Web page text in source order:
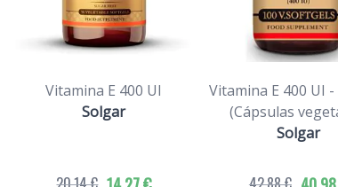
Vitamina E 400 UI
Solgar
Vitamina E 400 UI
(Cápsulas
Solgar